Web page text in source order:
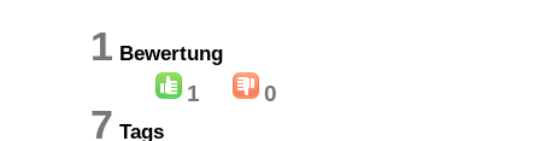
1 Bewertung
1 0
7 Tags